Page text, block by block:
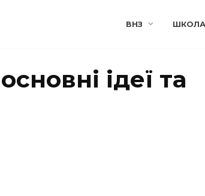
ВНЗ ШКОЛА
ідеї та